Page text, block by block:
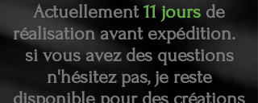
Actuellement 11 jours de
réalisation avant expédition.
si vous avez des questions
n'hésitez pas, je reste